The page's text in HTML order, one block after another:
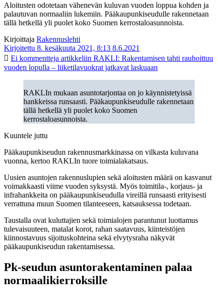
Aloitusten odotetaan vähenevän kuluvan vuoden loppua kohden ja
palautuvan normaaliin lukemiin. Pääkaupunkiseudulle rakennetaan
tällä hetkellä yli puolet koko Suomen kerrostaloasunnoista.
Kirjoittaja Rakennuslehti
Kirjoitettu 8. kesäkuuta 2021, 8:13 8.6.2021
Ei kommentteja artikkeliin RAKLI: Rakentamisen tahti rauhoittuu
vuoden lopulla – liiketilavuokrat jatkavat laskuaan
RAKLIn mukaan asuntotarjontaa on jo käynnistetyissä
hankkeissa runsaasti. Pääkaupunkiseudulle rakennetaan
tällä hetkellä yli puolet koko Suomen
kerrostaloasunnoista.
Kuuntele juttu
Pääkaupunkiseudun rakennusmarkkinassa on vilkasta kuluvana
vuonna, kertoo RAKLIn tuore toimialakatsaus.
Uusien asuntojen rakennuslupien sekä aloitusten määrä on kasvanut
voimakkaasti viime vuoden syksystä. Myös toimitila-, korjaus- ja
infrahankkeita on pääkaupunkiseudulla vireillä runsaasti erityisesti
verrattuna muun Suomen tilanteeseen, katsauksessa todetaan.
Taustalla ovat kuluttajien sekä toimialojen parantunut luottamus
tulevaisuuteen, matalat korot, rahan saatavuus, kiinteistöjen
kiinnostavuus sijoituskohteina sekä elvytysraha näkyvät
pääkaupunkiseudun rakentamisessa.
Pk-seudun asuntorakentaminen palaa
normaalikierroksille